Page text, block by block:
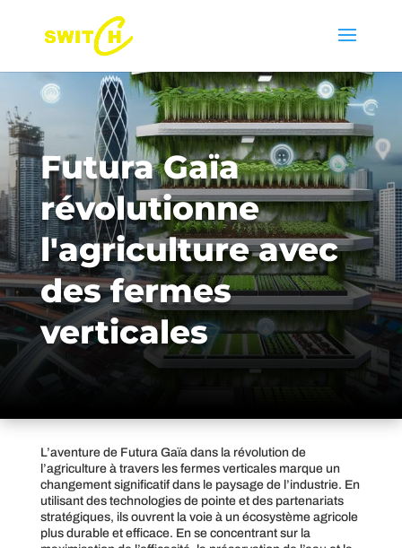
Futura Gaïa
révolutionne
l'agriculture avec
des fermes
verticales
L’aventure de Futura Gaïa dans la révolution de
l’agriculture à travers les fermes verticales marque un
changement significatif dans le paysage de l’industrie. En
utilisant des technologies de pointe et des partenariats
stratégiques, ils ouvrent la voie à un écosystème agricole
plus durable et efficace. En se concentrant sur la